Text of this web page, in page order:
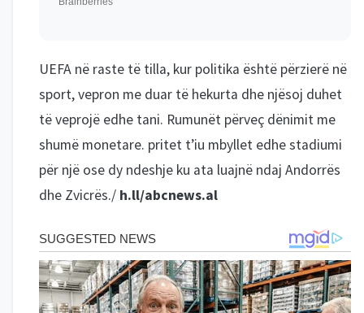
UEFA në raste të tilla, kur politika është përzierë në
sport, vepron me duar të hekurta dhe njësoj duhet
të veprojë edhe tani. Rumunët përveç dënimit me
shumë monetare. pritet t’iu mbyllet edhe stadiumi
për një ose dy ndeshje ku ata luajnë ndaj Andorrës
dhe Zvicrës./ h.ll/abcnews.al